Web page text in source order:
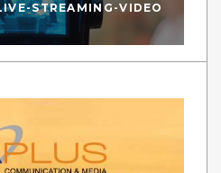
STREAMING-VIDEO